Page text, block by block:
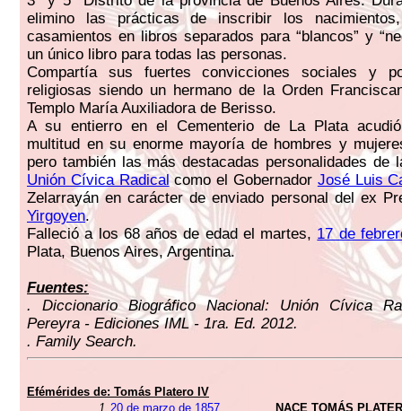
elimino las prácticas de inscribir los
casamientos en libros separados para “blancos” y
un único libro para todas las personas.
Compartía sus fuertes convicciones sociales y
religiosas siendo un hermano de la Orden
Templo María Auxiliadora de Berisso.
A su entierro en el Cementerio de La Plata
multitud en su enorme mayoría de hombres y
pero también las más destacadas personalidades de
Unión Cívica Radicalcomo el Gobernador José Luis
Zelarrayán en carácter de enviado personal del ex
Yirgoyen.
Falleció a los 68 años de edad el martes, 17 de
Plata, Buenos Aires, Argentina.
Fuentes:
. Diccionario Biográfico Nacional: Unión Cívica
Pereyra - Ediciones IML - 1ra. Ed. 2012.
. Family Search.
Efémérides de: Tomás Platero IV
1. 20 de marzo de 1857
NACE TOMÁS